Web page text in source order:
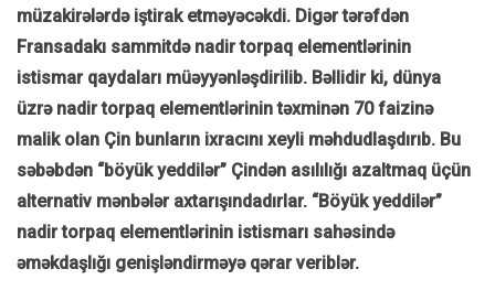
müzakirələrdə iştirak etməyəcəkdi. Digər tərəfdən
Fransadakı sammitdə nadir torpaq elementlərinin
istismar qaydaları müəyyənləşdirilib. Bəllidir ki, dünya
üzrə nadir torpaq elementlərinin təxminən 70 faizinə
malik olan Çin bunların ixracını xeyli məhdudlaşdırıb. Bu
səbəbdən “böyük yeddilər” Çindən asılılığı azaltmaq üçün
alternativ mənbələr axtarışındadırlar. “Böyük yeddilər”
nadir torpaq elementlərinin istismarı sahəsində
əməkdaşlığı genişləndirməyə qərar veriblər.